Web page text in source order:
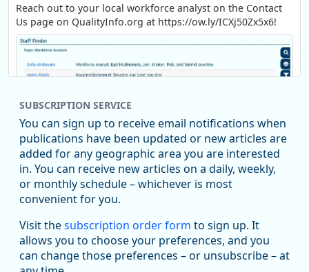
Reach out to your local workforce analyst on the Contact
Us page on QualityInfo.org at https://ow.ly/ICXj50Zx5x6!
Replies: 0Reposts: 1Likes: 1 View on Bluesky
Oregon Employment Department -
Workforce & Economic Research
@oed-research.bsky.social
Oregon has recently suffered relatively sharp declines in
manufacturing since January 2019. Though there had been
SUBSCRIPTION SERVICE
You can sign up to receive email notifications when
publications have been updated or new articles are
added for any geographic area you are interested
in. You can receive new articles on a daily, weekly,
or monthly schedule – whichever is most
convenient for you.
Visit thesubscription order form to sign up. It
allows you to choose your preferences, and you
can change those preferences – or unsubscribe – at